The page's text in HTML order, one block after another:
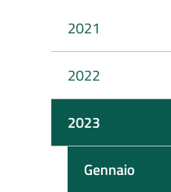
2021
2022
2023
Gennaio